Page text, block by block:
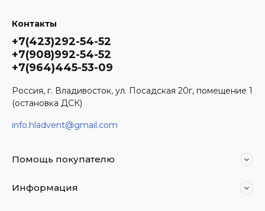
Контакты
+7(423)292-54-52
+7(908)992-54-52
+7(964)445-53-09
Россия, г. Владивосток, ул. Посадская 20г, помещение 1
(остановка ДСК)
info.hladvent@gmail.com
Помощь покупателю
Информация